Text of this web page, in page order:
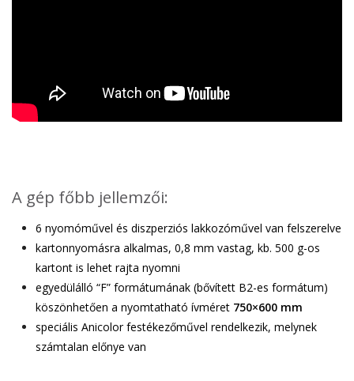
A gép főbb jellemzői:
6 nyomóművel és diszperziós lakkozóművel van felszerelve
kartonnyomásra alkalmas, 0,8 mm vastag, kb. 500 g-os
kartont is lehet rajta nyomni
egyedülálló “F” formátumának (bővített B2-es formátum)
köszönhetően a nyomtatható ívméret 750×600 mm
speciális Anicolor festékezőművel rendelkezik, melynek
számtalan előnye van